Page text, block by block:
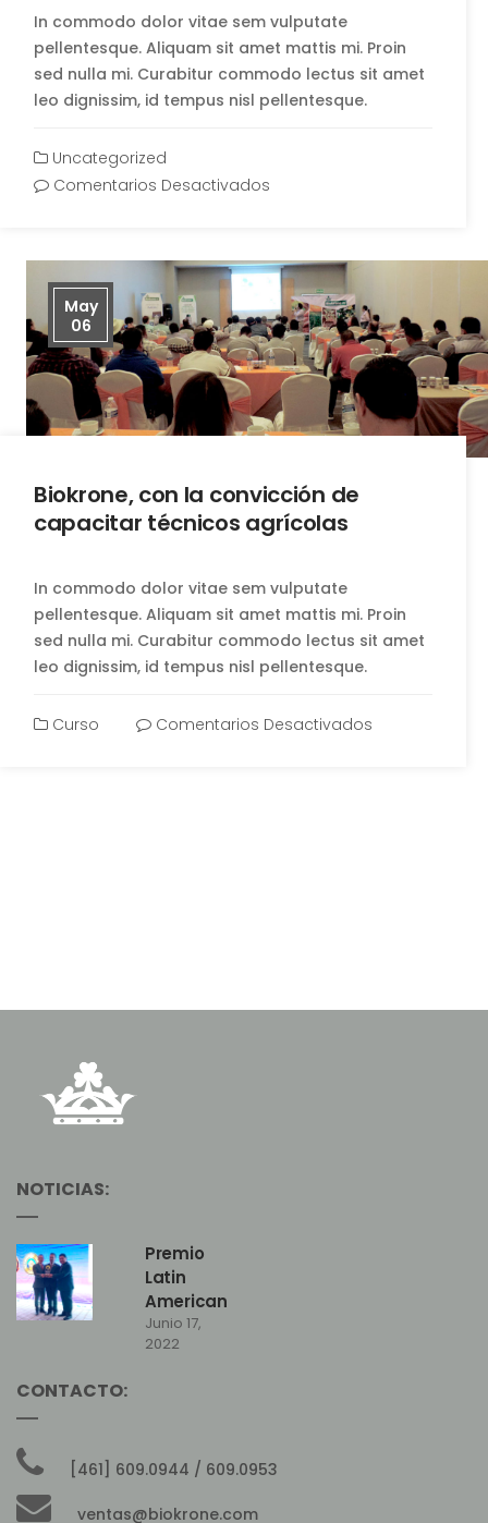
In commodo dolor vitae sem vulputate
pellentesque. Aliquam sit amet mattis mi. Proin
sed nulla mi. Curabitur commodo lectus sit amet
leo dignissim, id tempus nisl pellentesque.
Uncategorized
Comentarios Desactivados
May
06
Biokrone, con la convicción de
capacitar técnicos agrícolas
In commodo dolor vitae sem vulputate
pellentesque. Aliquam sit amet mattis mi. Proin
sed nulla mi. Curabitur commodo lectus sit amet
leo dignissim, id tempus nisl pellentesque.
Curso Comentarios Desactivados
NOTICIAS:
Premio
Latin
American
Quality
Institute
Junio 17,
2022
CONTACTO:
[461] 609.0944 / 609.0953
ventas@biokrone.com